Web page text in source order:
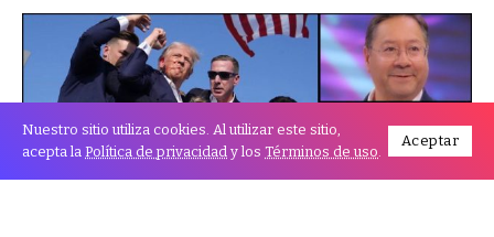
Nuestro sitio utiliza cookies. Al utilizar este sitio,
acepta la Política de privacidad y los Términos de uso.
Aceptar